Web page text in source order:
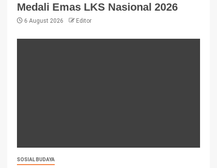
Medali Emas LKS Nasional 2026
6 August 2026 Editor
SOSIAL BUDAYA